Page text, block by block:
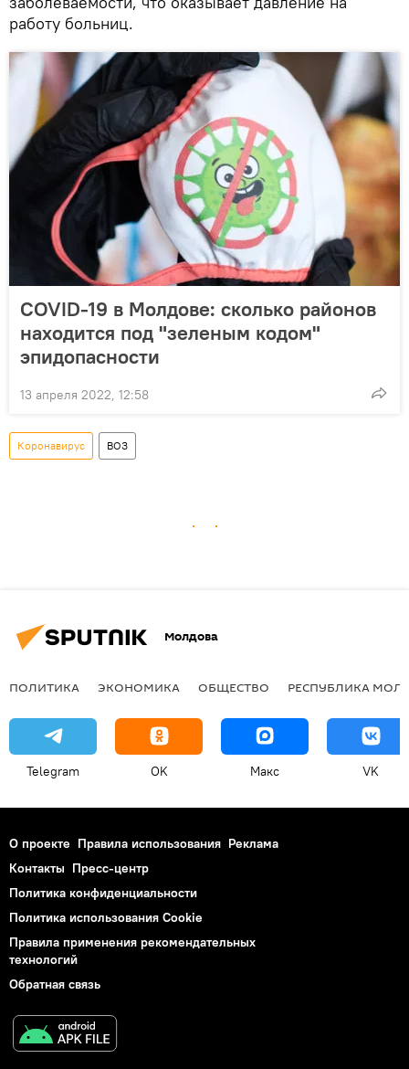
работу больниц.
COVID-19 в Молдове: сколько районов
находится под "зеленым кодом"
эпидопасности
13 апреля 2022, 12:58
Коронавирус ВОЗ
Молдова
ПОЛИТИКА ЭКОНОМИКА ОБЩЕСТВО РЕСПУБЛИКА
Telegram OK Макс VK
О проекте Правила использования Реклама
Контакты Пресс-центр
Политика конфиденциальности
Политика использования Cookie
Правила применения рекомендательных
технологий
Обратная связь